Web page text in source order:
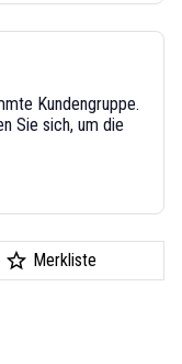
Kundengruppe.
Sie sich, um die
Merkliste